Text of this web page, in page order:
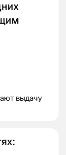
выдачу